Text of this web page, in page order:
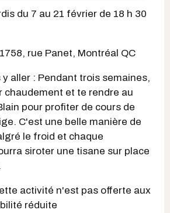
du 7 au 21 février de 18 h 30
rue Panet, Montréal QC
aller : Pendant trois semaines,
chaudement et te rendre au
pour profiter de cours de
C'est une belle manière de
le froid et chaque
siroter une tisane sur place
activité n'est pas offerte aux
réduite